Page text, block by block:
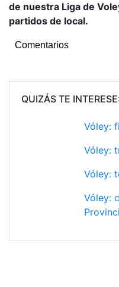
de nuestra Liga de
partidos de local.
Comentarios
QUIZÁS TE
Vóley:
Vóley:
Vóley:
Vóley: